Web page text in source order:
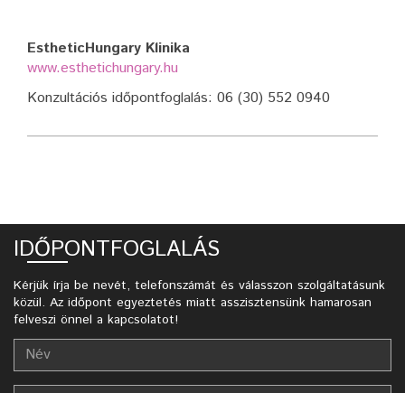
EstheticHungary Klinika
www.esthetichungary.hu
Konzultációs időpontfoglalás: 06 (30) 552 0940
IDŐPONTFOGLALÁS
Kérjük írja be nevét, telefonszámát és válasszon szolgáltatásunk
közül. Az időpont egyeztetés miatt asszisztensünk hamarosan
felveszi önnel a kapcsolatot!